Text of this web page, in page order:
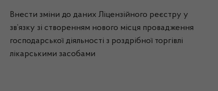
Внести зміни до даних Ліцензійного реєстру у
зв’язку зі створенням нового місця провадження
господарської діяльності з роздрібної торгівлі
лікарськими засобами